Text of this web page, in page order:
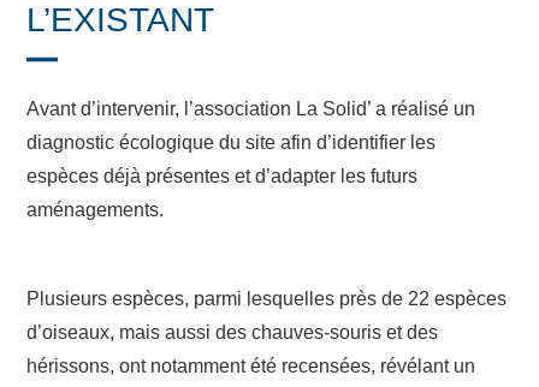
L’EXISTANT
Avant d’intervenir, l’association La Solid’ a réalisé un
diagnostic écologique du site afin d’identifier les
espèces déjà présentes et d’adapter les futurs
aménagements.
Plusieurs espèces, parmi lesquelles près de 22 espèces
d’oiseaux, mais aussi des chauves-souris et des
hérissons, ont notamment été recensées, révélant un